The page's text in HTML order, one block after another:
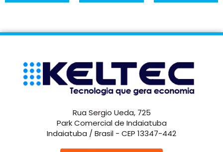
Rua Sergio Ueda, 725
Park Comercial de Indaiatuba
Indaiatuba / Brasil - CEP 13347-442